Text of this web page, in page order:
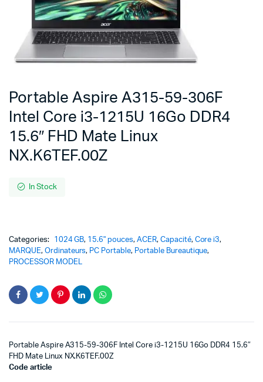
Portable Aspire A315-59-306F
Intel Core i3-1215U 16Go DDR4
15.6″ FHD Mate Linux
NX.K6TEF.00Z
In Stock
Categories: 1024 GB, 15.6" pouces, ACER, Capacité, Core i3,
MARQUE, Ordinateurs, PC Portable, Portable Bureautique,
PROCESSOR MODEL
Portable Aspire A315-59-306F Intel Core i3-1215U 16Go DDR4 15.6″
FHD Mate Linux NX.K6TEF.00Z
Code article